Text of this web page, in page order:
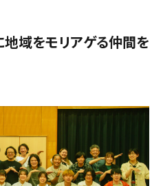
地域をモリアゲる仲間を